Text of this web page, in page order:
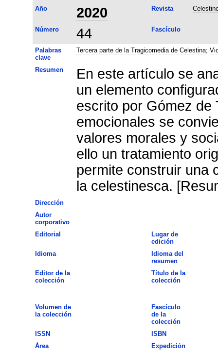
Año 2020 Revista
Número 44 Fascículo
Palabras
clave
Tercera parte de la Tragicomedia de Celestina;
Resumen
En este artículo se
un elemento
escrito por Gómez de
emocionales se convierten en una materialización de los
valores morales y
ello un tratamiento
permite construir una
la celestinesca.
Dirección
Autor
corporativo
Editorial
Lugar de
edición
Idioma
Idioma del
resumen
Editor de la
colección
Título de la
colección
Volumen de
la colección
Fascículo
de la
colección
ISSN
ISBN
Área
Expedición